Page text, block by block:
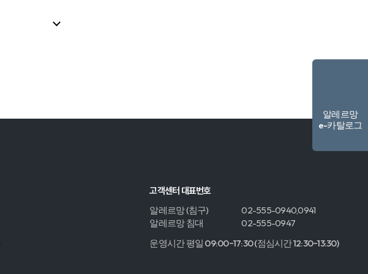
알레르망
e-카탈로그
고객센터 대표번호
알레르망 (침구)
02-555-0940,0941
알레르망 침대
02-555-0947
운영시간 평일 09:00~17:30 (점심시간 12:30~13:30)